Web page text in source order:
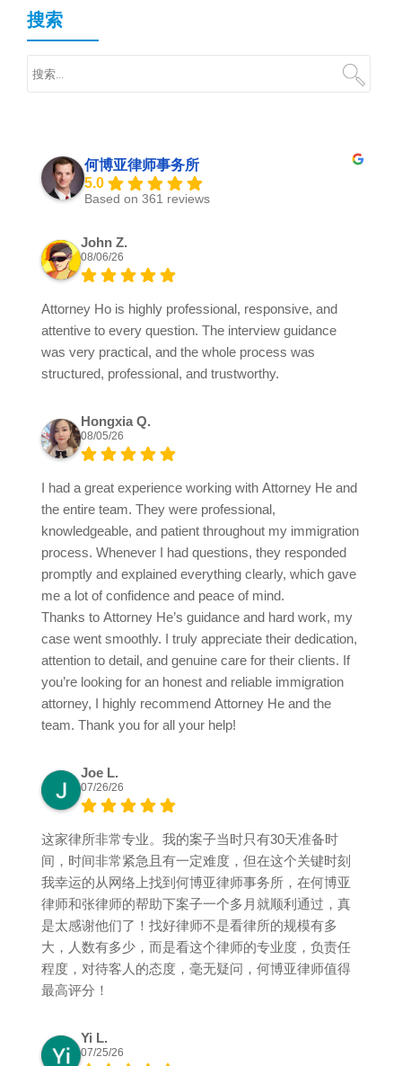
搜索
何博亚律师事务所
5.0
Based on 361 reviews
John Z.
08/06/26
Attorney Ho is highly professional, responsive, and
attentive to every question. The interview guidance
was very practical, and the whole process was
structured, professional, and trustworthy.
Hongxia Q.
08/05/26
I had a great experience working with Attorney He and
the entire team. They were professional,
knowledgeable, and patient throughout my immigration
process. Whenever I had questions, they responded
promptly and explained everything clearly, which gave
me a lot of confidence and peace of mind.
Thanks to Attorney He’s guidance and hard work, my
case went smoothly. I truly appreciate their dedication,
attention to detail, and genuine care for their clients. If
you’re looking for an honest and reliable immigration
attorney, I highly recommend Attorney He and the
team. Thank you for all your help!
Joe L.
07/26/26
这家律所非常专业。我的案子当时只有30天准备时
间，时间非常紧急且有一定难度，但在这个关键时刻
我幸运的从网络上找到何博亚律师事务所，在何博亚
律师和张律师的帮助下案子一个多月就顺利通过，真
是太感谢他们了！找好律师不是看律所的规模有多
大，人数有多少，而是看这个律师的专业度，负责任
程度，对待客人的态度，毫无疑问，何博亚律师值得
最高评分！
Yi L.
07/25/26